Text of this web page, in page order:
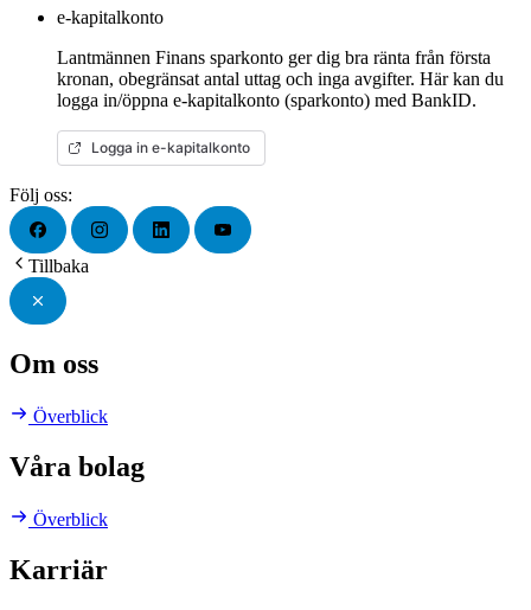
e-kapitalkonto
Lantmännen Finans sparkonto ger dig bra ränta från första
kronan, obegränsat antal uttag och inga avgifter. Här kan du
logga in/öppna e-kapitalkonto (sparkonto) med BankID.
Logga in e-kapitalkonto
Följ oss:
Tillbaka
Om oss
Överblick
Våra bolag
Överblick
Karriär